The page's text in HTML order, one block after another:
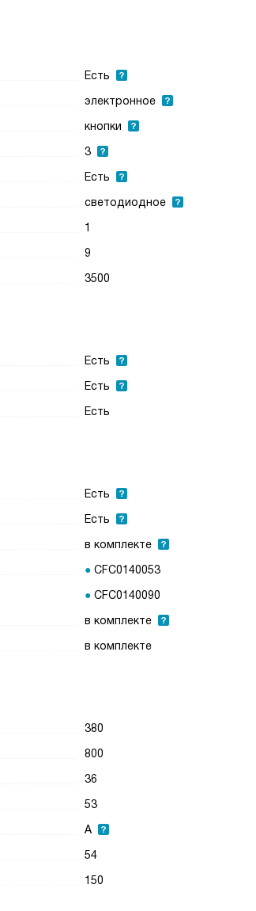
Есть
электронное
кнопки
3
Есть
светодиодное
1
9
3500
Есть
Есть
Есть
Есть
Есть
в комплекте
CFC0140053
CFC0140090
в комплекте
в комплекте
380
800
36
53
А
54
150